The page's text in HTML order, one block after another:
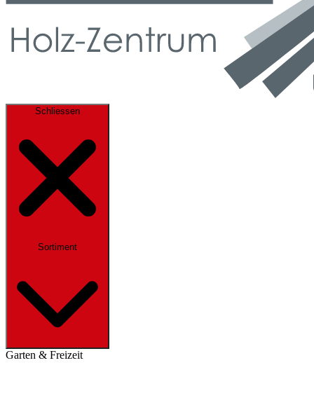
Schliessen
Sortiment
Garten & Freizeit